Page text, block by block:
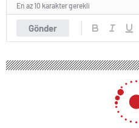
Gönder
En az 10 karakter gerekli